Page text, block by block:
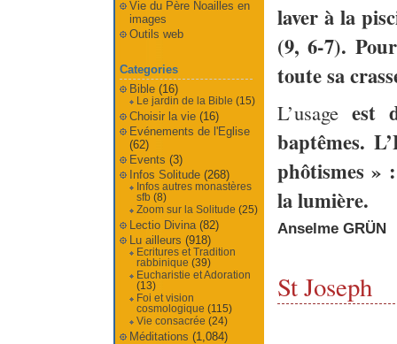
laver à la
(9, 6-7).
toute sa
L’usageest
baptêmes.
phôtismes »
la lumière.
Anselme GRÜN
St Joseph
Vie du Père Noailles en
images
Outils web
Categories
Bible(16)
Le jardin de la Bible (15)
Choisir la vie(16)
Evénements de l'Eglise
(62)
Events (3)
Infos Solitude(268)
Infos autres monastères
sfb(8)
Zoom sur la Solitude (25)
Lectio Divina(82)
Lu ailleurs (918)
Ecritures et Tradition
rabbinique (39)
Eucharistie et Adoration
(13)
Foi et vision
cosmologique (115)
Vie consacrée (24)
Méditations (1,084)